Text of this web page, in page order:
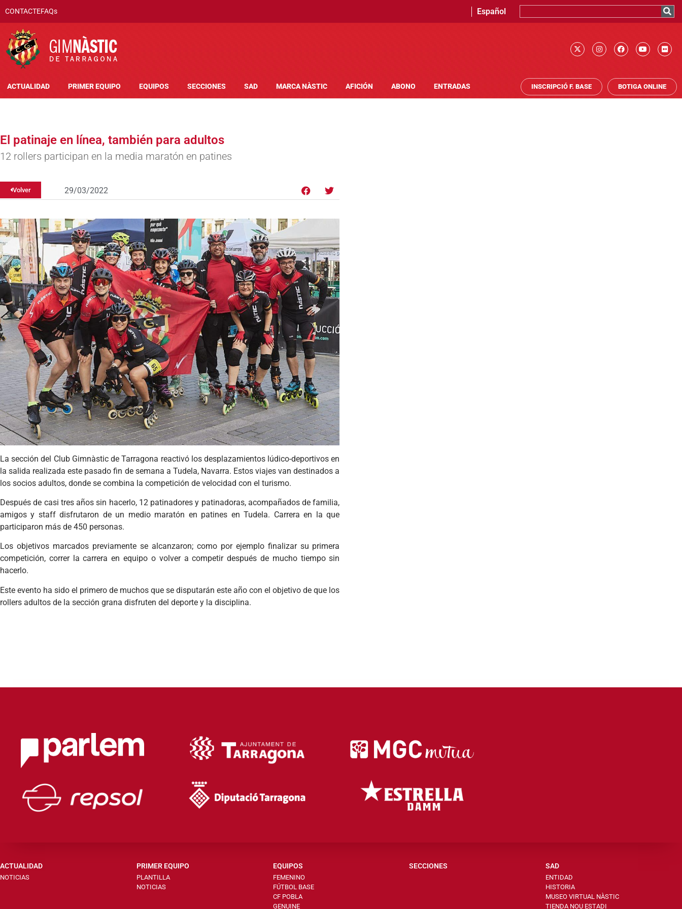
CONTACTEFAQs Español
ACTUALIDAD PRIMER EQUIPO EQUIPOS SECCIONES SAD MARCA NÀSTIC AFICIÓN ABONO ENTRADAS INSCRIPCIÓ F. BASE BOTIGA ONLINE
El patinaje en línea, también para adultos
12 rollers participan en la media maratón en patines
Volver 29/03/2022
La sección del Club Gimnàstic de Tarragona reactivó los desplazamientos lúdico-deportivos en
la salida realizada este pasado fin de semana a Tudela, Navarra. Estos viajes van destinados a
los socios adultos, donde se combina la competición de velocidad con el turismo.
Después de casi tres años sin hacerlo, 12 patinadores y patinadoras, acompañados de familia,
amigos y staff disfrutaron de un medio maratón en patines en Tudela. Carrera en la que
participaron más de 450 personas.
Los objetivos marcados previamente se alcanzaron; como por ejemplo finalizar su primera
competición, correr la carrera en equipo o volver a competir después de mucho tiempo sin
hacerlo.
Este evento ha sido el primero de muchos que se disputarán este año con el objetivo de que los
rollers adultos de la sección grana disfruten del deporte y la disciplina.
ACTUALIDAD
NOTICIAS
PRIMER EQUIPO
PLANTILLA
NOTICIAS
EQUIPOS
FEMENINO
FÚTBOL BASE
CF POBLA
GENUINE
SECCIONES SAD
ENTIDAD
HISTORIA
MUSEO VIRTUAL NÀSTIC
TIENDA NOU ESTADI